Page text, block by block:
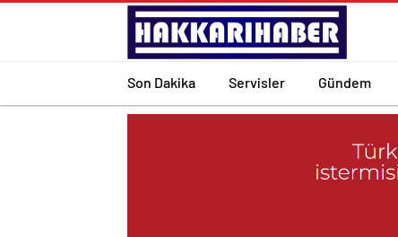
Son Dakika Servisler Gündem